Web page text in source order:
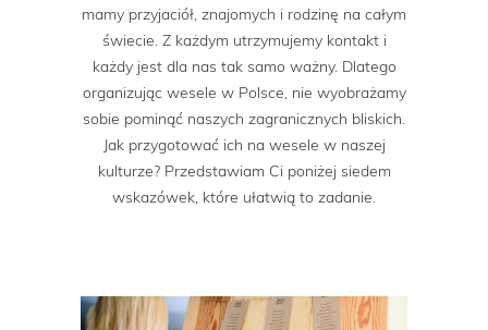
mamy przyjaciół, znajomych i rodzinę na całym
świecie. Z każdym utrzymujemy kontakt i
każdy jest dla nas tak samo ważny. Dlatego
organizując wesele w Polsce, nie wyobrażamy
sobie pominąć naszych zagranicznych bliskich.
Jak przygotować ich na wesele w naszej
kulturze? Przedstawiam Ci poniżej siedem
wskazówek, które ułatwią to zadanie.